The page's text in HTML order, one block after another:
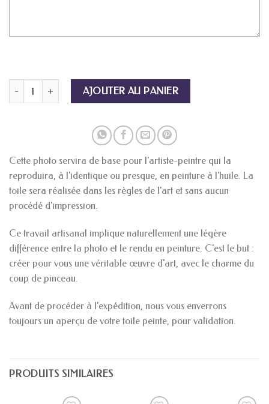
quantité de La Bobine MusicaleAJOUTER AU PANIER
Cette photo servira de base pour l'artiste-peintre qui la
reproduira, à l'identique ou presque, en peinture à l'huile. La
toile sera réalisée dans les règles de l'art et sans aucun
procédé d'impression.
Ce travail artisanal implique naturellement une légère
différence entre la photo et le rendu en peinture. C'est le but :
créer pour vous une véritable œuvre d'art, avec le charme du
coup de pinceau.
Avant de procéder à l'expédition, nous vous enverrons
toujours un aperçu de votre toile peinte, pour validation.
PRODUITS SIMILAIRES